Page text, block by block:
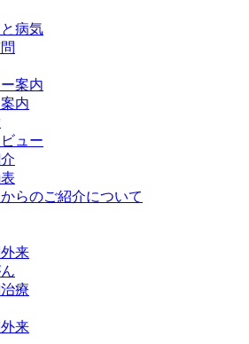
病気
案内
内
ュー
らのご紹介について
来
療
来